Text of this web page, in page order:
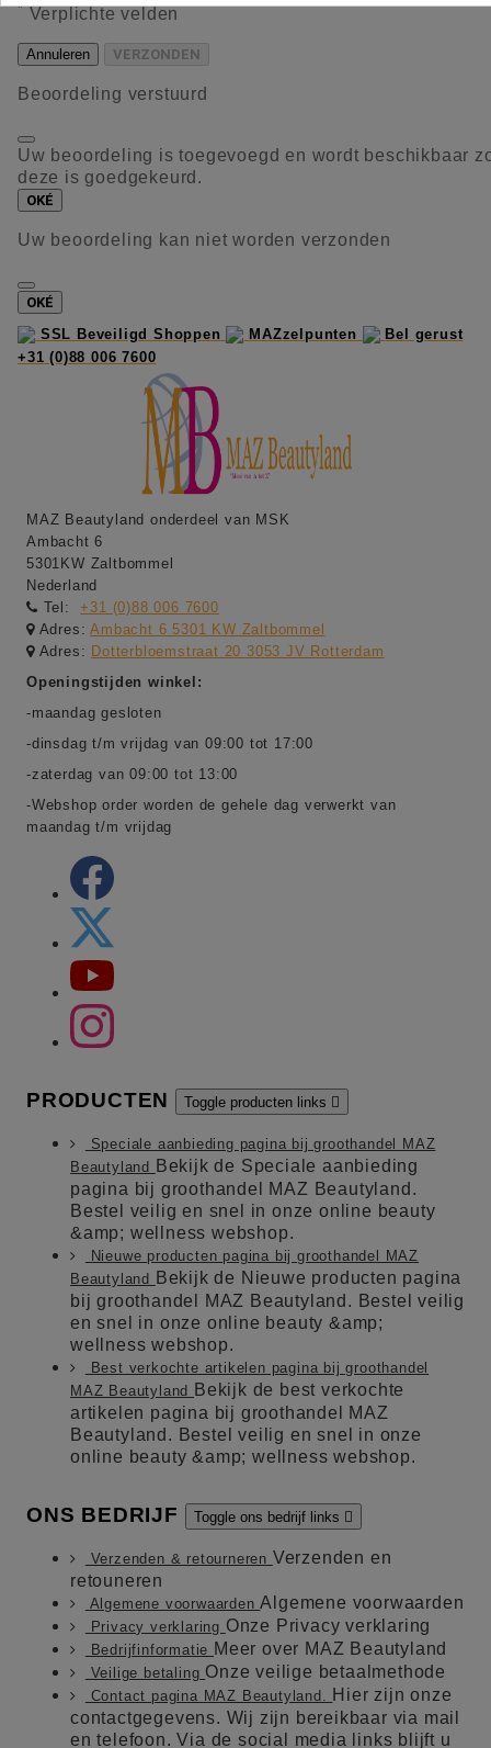
* Verplichte velden
Annuleren VERZONDEN
Beoordeling verstuurd
Uw beoordeling is toegevoegd en wordt beschikbaar
deze is goedgekeurd.
OKÉ
Uw beoordeling kan niet worden verzonden
OKÉ
SSL Beveiligd Shoppen
MAZzelpunten
Bel gerust
+31 (0)88 006 7600
MAZ Beautyland onderdeel van MSK
Ambacht 6
5301KW Zaltbommel
Nederland
Tel:
+31 (0)88 006 7600
Adres:Ambacht 6 5301 KW Zaltbommel
Adres: Dotterbloemstraat 20 3053 JV Rotterdam
Openingstijden winkel:
-maandag gesloten
-dinsdag t/m vrijdag van 09:00 tot 17:00
-zaterdag van 09:00 tot 13:00
-Webshop order worden de gehele dag verwerkt van
maandag t/m vrijdag
PRODUCTEN Toggle producten links 
Speciale aanbieding pagina bij groothandel MAZ
Beautyland
Bekijk de Speciale aanbieding
pagina bij groothandel MAZ Beautyland.
Bestel veilig en snel in onze online beauty
&amp; wellness webshop.
Nieuwe producten pagina bij groothandel MAZ
Beautyland
Bekijk de Nieuwe producten pagina
bij groothandel MAZ Beautyland. Bestel veilig
en snel in onze online beauty &amp;
wellness webshop.
Best verkochte artikelen pagina bij groothandel
MAZ Beautyland
Bekijk de best verkochte
artikelen pagina bij groothandel MAZ
Beautyland. Bestel veilig en snel in onze
online beauty &amp; wellness webshop.
ONS BEDRIJF Toggle ons bedrijf links 
Verzenden & retourneren Verzenden en
retouneren
Algemene voorwaardenAlgemene voorwaarden
Privacy verklaring Onze Privacy verklaring
Bedrijfinformatie Meer over MAZ Beautyland
Veilige betaling Onze veilige betaalmethode
Contact pagina MAZ Beautyland. Hier zijn onze
contactgegevens. Wij zijn bereikbaar via mail
en telefoon. Via de social media links blijft u